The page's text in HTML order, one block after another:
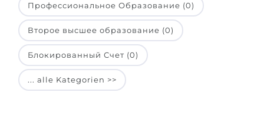
Профессиональное Образование (0)
Второе высшее образование (0)
Блокированный Счет (0)
... alle Kategorien >>